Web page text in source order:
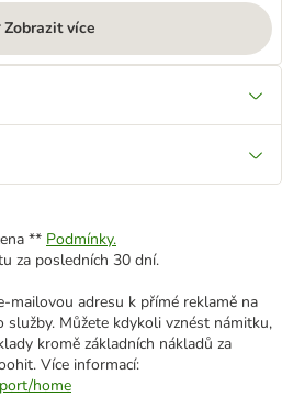
Zobrazit více
** Podmínky.
za posledních 30 dní.
mailovou adresu k přímé reklamě na
služby. Můžete kdykoli vznést námitku,
kromě základních nákladů za
Více informací:
home